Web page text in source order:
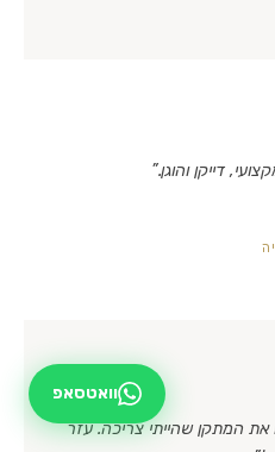
דייקן והוגן.”
את המתקן שהייתי צריכה. עזר
וואטסאפ